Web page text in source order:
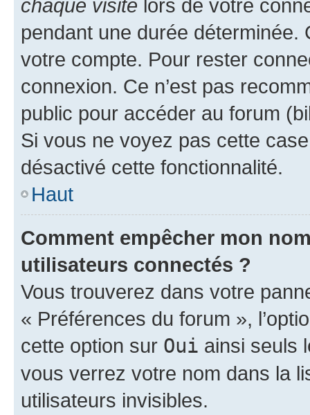
chaque visite lors de votre
pendant une durée déterminée.
votre compte. Pour rester
connexion. Ce n’est pas
public pour accéder au forum
Si vous ne voyez pas cette
désactivé cette fonctionnalité.
Haut
Comment empêcher mon
utilisateurs connectés ?
Vous trouverez dans votre
« Préférences du forum »,
cette option sur Oui ainsi seuls
vous verrez votre nom dans la
utilisateurs invisibles.